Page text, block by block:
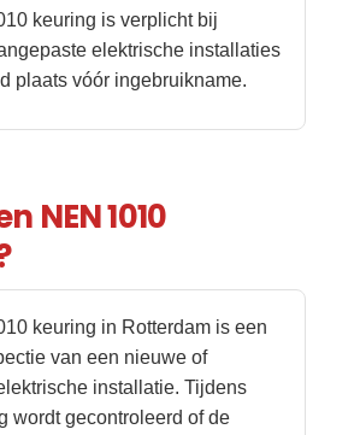
keuring is verplicht bij
elektrische installaties
plaats vóór ingebruikname.
NEN 1010
keuring in Rotterdam is een
van een nieuwe of
installatie. Tijdens
wordt gecontroleerd of de